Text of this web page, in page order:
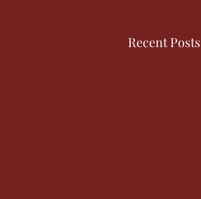
Recent Posts